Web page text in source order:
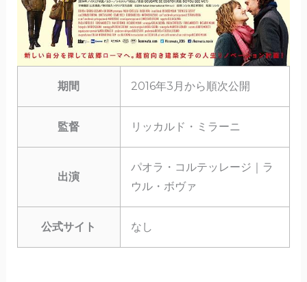
期間 2016年3月から順次公開
監督 リッカルド・ミラーニ
出演
パオラ・コルテッレージ｜ラ
ウル・ボヴァ
公式サイト なし